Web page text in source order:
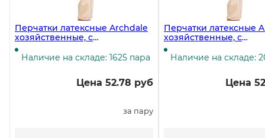
Перчатки латексные Archdale
хозяйственные, с
напылением, размер М,
красно-белые
Наличие на складе: 1625 пара
Цена 52.78 руб
за пару
Перчатки латексные
хозяйственные, с
напылением, размер
красно-белые
Наличие на складе:
Цена